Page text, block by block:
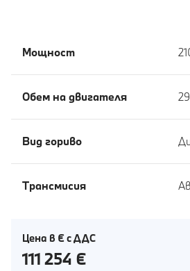
Мощност
Обем на двигателя
Вид гориво
Tрансмисия
Цена в € с ДДС
111 254 €